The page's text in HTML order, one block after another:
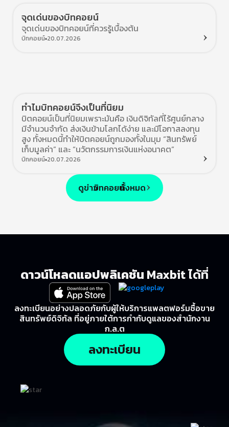
จุดเด่นของบิทคอยน์
จุดเด่นของบิทคอยน์ที่ควรรู้เบื้องต้น
บิทคอยน์ 20.07.2026
ทำไมบิทคอยน์จึงเป็นที่นิยม
บิตคอยน์เป็นที่นิยมเพราะมันคือ เงินดิจิทัลที่ไร้ศูนย์กลาง
มีจำนวนจำกัด ส่งเงินข้ามโลกได้ง่าย และมีโอกาสลงทุน
สูง ทั้งหมดนี้ทำให้บิตคอยน์ถูกมองทั้งในมุม “สินทรัพย์
เก็บมูลค่า” และ “นวัตกรรมการเงินแห่งอนาคต”
บิทคอยน์ 20.07.2026
ดูข่าวบิทคอยน์ทั้งหมด
ดาวน์โหลดแอปพลิเคชัน Maxbit ได้ที่
ลงทะเบียนอย่างปลอดภัยกับผู้ให้บริการแพลตฟอร์มซื้อขาย
สินทรัพย์ดิจิทัล ที่อยู่ภายใต้การกำกับดูแลของสำนักงาน
ก.ล.ต
ลงทะเบียน